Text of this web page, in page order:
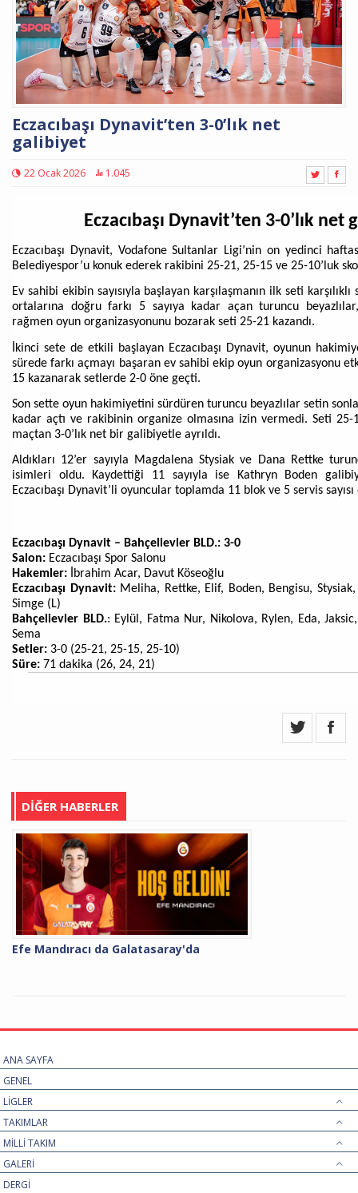
Eczacıbaşı Dynavit’ten 3-0’lık net
galibiyet
22 Ocak 2026 1.045
Eczacıbaşı Dynavit’ten 3-0’lık
Eczacıbaşı Dynavit, Vodafone Sultanlar Ligi’nin on yedinci
Belediyespor’u konuk ederek rakibini 25-21, 25-15 ve 25-10’luk
Ev sahibi ekibin sayısıyla başlayan karşılaşmanın ilk seti
ortalarına doğru farkı 5 sayıya kadar açan turuncu
rağmen oyun organizasyonunu bozarak seti 25-21 kazandı.
İkinci sete de etkili başlayan Eczacıbaşı Dynavit, oyunun
sürede farkı açmayı başaran ev sahibi ekip oyun organizasyonu
15 kazanarak setlerde 2-0 öne geçti.
Son sette oyun hakimiyetini sürdüren turuncu beyazlılar setin
kadar açtı ve rakibinin organize olmasına izin vermedi. Seti
maçtan 3-0’lık net bir galibiyetle ayrıldı.
Aldıkları 12’er sayıyla Magdalena Stysiak ve Dana Rettke
isimleri oldu. Kaydettiği 11 sayıyla ise Kathryn Boden
Eczacıbaşı Dynavit’li oyuncular toplamda 11 blok ve 5 servis
Eczacıbaşı Dynavit – Bahçelievler BLD.: 3-0
Salon: Eczacıbaşı Spor Salonu
Hakemler:
İbrahim Acar, Davut Köseoğlu
Eczacıbaşı Dynavit: Meliha, Rettke, Elif, Boden, Bengisu,
Simge (L)
Bahçelievler BLD.: Eylül, Fatma Nur, Nikolova, Rylen, Eda,
Sema
Setler: 3-0 (25-21, 25-15, 25-10)
Süre: 71 dakika (26, 24, 21)
DİĞER HABERLER
Efe Mandıracı da Galatasaray'da
ANA SAYFA
GENEL
LİGLER
TAKIMLAR
MİLLİ TAKIM
GALERİ
DERGİ